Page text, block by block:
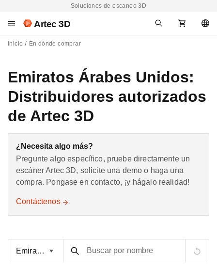
Soluciones de escaneo 3D
Artec 3D
Inicio En dónde comprar
Emiratos Árabes Unidos:
Distribuidores autorizados
de Artec 3D
¿Necesita algo más?
Pregunte algo específico, pruebe directamente un
escáner Artec 3D, solicite una demo o haga una
compra. Pongase en contacto, ¡y hágalo realidad!
Contáctenos
Buscar por nombre